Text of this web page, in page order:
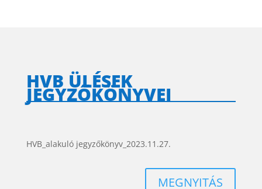
HVB ÜLÉSEK
JEGYZŐKÖNYVEI
HVB_alakuló jegyzőkönyv_2023.11.27.
MEGNYITÁS